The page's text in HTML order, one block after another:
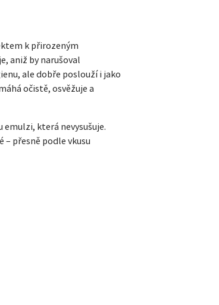
k přirozeným
aniž by narušoval
ale dobře poslouží i jako
očistě, osvěžuje a
která nevysušuje.
přesně podle vkusu